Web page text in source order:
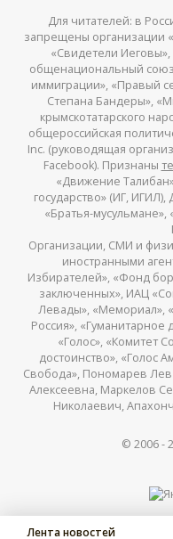
Лента новостей
Для читателей: в
запрещены организации
«Свидетели
общенациональный
иммиграции», «Правый
Степана Бандеры»,
крымскотатарского
общероссийская
Inc. (руководящая
Facebook). Признаны
«Движение
государство» (ИГ,
«Братья-мусульмане»,
Организации, СМИ и
иностранными
Избирателей», «Фонд
заключенных», ИАЦ
Левады», «Мемориал»,
Россия», «Гуманитарное
«Голос», «Комитет
достоинство», «Голос
Свобода», Пономарев
Алексеевна, Маркелов
Николаевич,
© 2006 -